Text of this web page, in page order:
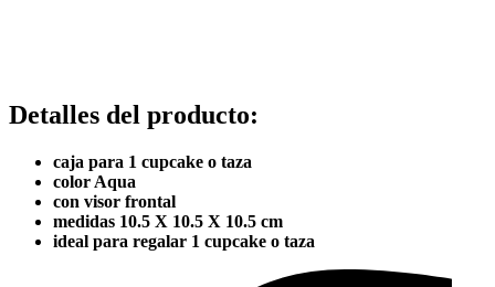
Detalles del producto:
caja para 1 cupcake o taza
color Aqua
con visor frontal
medidas 10.5 X 10.5 X 10.5 cm
ideal para regalar 1 cupcake o taza